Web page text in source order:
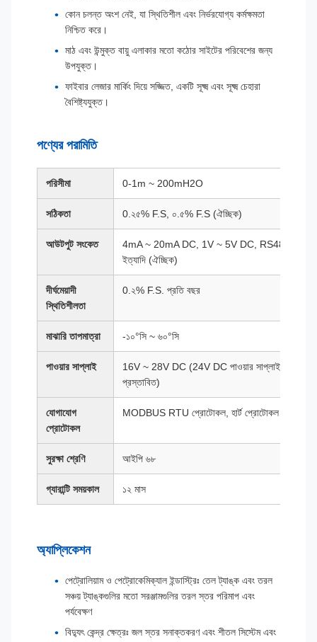
কোন চলন্ত অংশ নেই, যা স্থিতিশীল এবং নির্ভরযোগ্য কর্মক্ষমতা
নিশ্চিত করে।
মাঠ এবং উন্মুক্ত বায়ু এলাকার মতো কঠোর সাইটের পরিবেশের জন্য
উপযুক্ত।
ফাইবার লেজার মার্কিং দিয়ে সজ্জিত, একটি সূক্ষ্ম এবং সূক্ষ্ম চেহারা
বৈশিষ্ট্যযুক্ত।
পণ্যের পরামিতি
পরিসীমা 0-1m ~ 200mH2O
সঠিকতা 0.২৫% F.S, ০.৫% F.S (ঐচ্ছিক)
আউটপুট সংকেত
4mA ~ 20mA DC, 1V ~ 5V DC, RS485
ইত্যাদি (ঐচ্ছিক)
দীর্ঘমেয়াদী
স্থিতিশীলতা
0.২% F.S. প্রতি বছর
মাঝারি তাপমাত্রা -১০°সি ~ ৬০°সি
পাওয়ার সাপ্লাই
16V ~ 28V DC (24V DC পাওয়ার সাপ্লাই
প্রস্তাবিত)
যোগাযোগ
প্রোটোকল
MODBUS RTU প্রোটোকল, হার্ট প্রোটোকল
সুরক্ষা শ্রেণি আইপি ৬৮
গ্যারান্টি সময়কাল ১২ মাস
অ্যাপ্লিকেশন
পেট্রোলিয়াম ও পেট্রোকেমিক্যাল ইন্ডাস্ট্রিঃ তেল ট্যাঙ্ক এবং তরল
সঞ্চয় ট্যাঙ্কগুলির মতো সরঞ্জামগুলির তরল স্তর পরিমাপ এবং
পর্যবেক্ষণ
বিদ্যুৎ কেন্দ্র ক্ষেত্রঃ জল স্তর সনাক্তকরণ এবং শীতল সিস্টেম এবং